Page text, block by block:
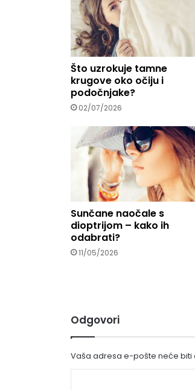
u
.
.
Što uzrokuje tamne
krugove oko očiju i
podočnjake?
02/07/2026
Sunčane naočale s
dioptrijom – kako ih
odabrati?
11/05/2026
Odgovori
Vaša adresa e-pošte neće biti